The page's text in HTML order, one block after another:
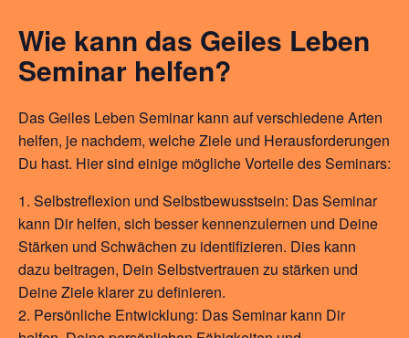
Wie kann das Geiles Leben
Seminar helfen?
Das Geiles Leben Seminar kann auf verschiedene Arten
helfen, je nachdem, welche Ziele und Herausforderungen
Du hast. Hier sind einige mögliche Vorteile des Seminars:
Selbstreflexion und Selbstbewusstsein: Das Seminar
kann Dir helfen, sich besser kennenzulernen und Deine
Stärken und Schwächen zu identifizieren. Dies kann
dazu beitragen, Dein Selbstvertrauen zu stärken und
Deine Ziele klarer zu definieren.
Persönliche Entwicklung: Das Seminar kann Dir